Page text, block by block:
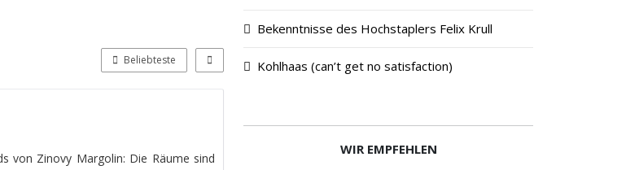
Beliebteste
von Zinovy Margolin: Die Räume sind
Bekenntnisse des Hochstaplers Felix Krull
Kohlhaas (can’t get no satisfaction)
WIR EMPFEHLEN